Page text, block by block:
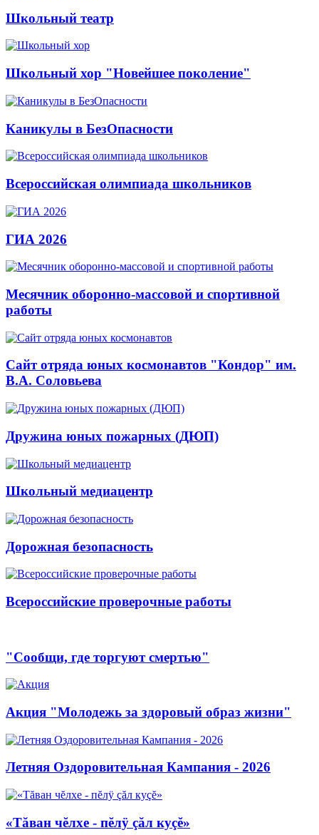
Школьный театр
Школьный хор "Новейшее поколение"
Каникулы в БезОпасности
Всероссийская олимпиада школьников
ГИА 2026
Месячник оборонно-массовой и спортивной
работы
Сайт отряда юных космонавтов "Кондор" им.
В.А. Соловьева
Дружина юных пожарных (ДЮП)
Школьный медиацентр
Дорожная безопасность
Всероссийские проверочные работы
"Сообщи, где торгуют смертью"
Акция "Молодежь за здоровый образ жизни"
Летняя Оздоровительная Кампания - 2026
«Тăван чĕлхе - пĕлÿ çăл куçĕ»